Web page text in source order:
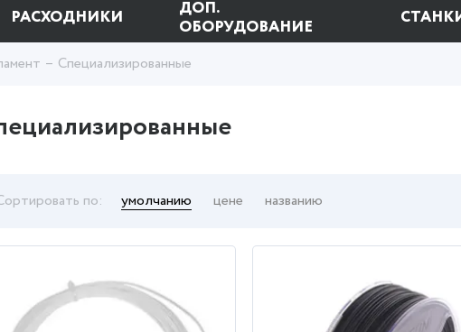
РАСХОДНИКИ
ДОП.
ОБОРУДОВАНИЕ
Специализированные
по: умолчанию цене названию